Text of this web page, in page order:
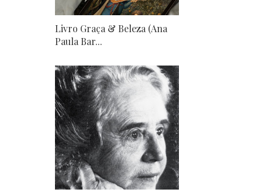
Livro Graça & Beleza (Ana
Paula Bar...